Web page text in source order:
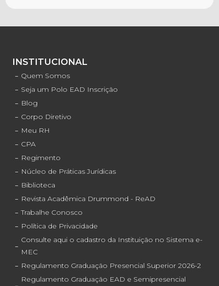
INSTITUCIONAL
Quem Somos
Seja um Polo EAD Inscrição
Blog
Corpo Diretivo
Meu RH
CPA
Regimento
Núcleo de Práticas Jurídicas
Biblioteca
Revista Acadêmica Drummond - ReAD
Trabalhe Conosco
Política de Privacidade
Consulte aqui o cadastro da Instituição no Sistema e-
MEC
Regulamento Graduação Presencial Superior 2026-2
Regulamento Graduação EAD e Semipresencial